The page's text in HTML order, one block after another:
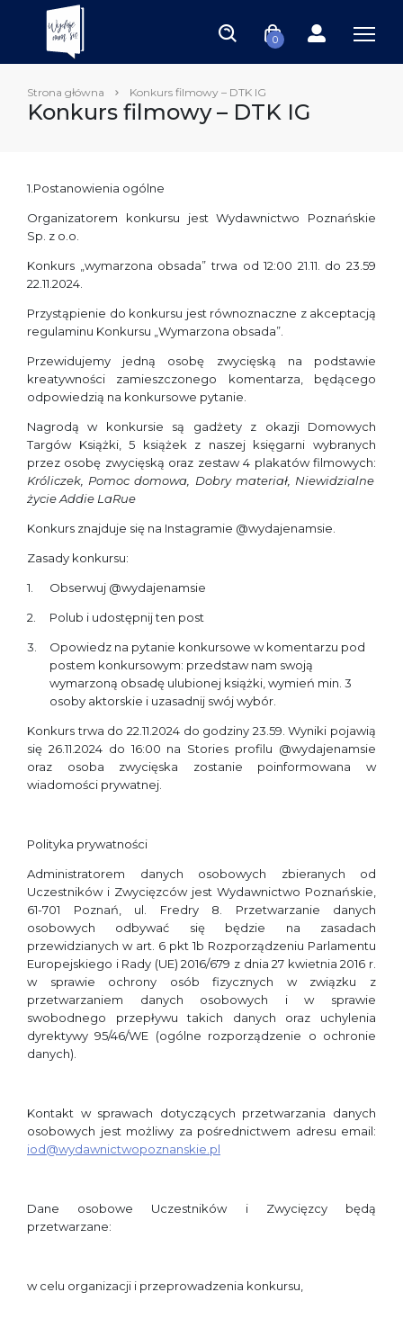
0
Strona główna Konkurs filmowy – DTK IG
Konkurs filmowy – DTK IG
1.Postanowienia ogólne
Organizatorem konkursu jest Wydawnictwo Poznańskie
Sp. z o.o.
Konkurs „wymarzona obsada” trwa od 12:00 21.11. do 23.59
22.11.2024.
Przystąpienie do konkursu jest równoznaczne z akceptacją
regulaminu Konkursu „Wymarzona obsada”.
Przewidujemy jedną osobę zwycięską na podstawie
kreatywności zamieszczonego komentarza, będącego
odpowiedzią na konkursowe pytanie.
Nagrodą w konkursie są gadżety z okazji Domowych
Targów Książki, 5 książek z naszej księgarni wybranych
przez osobę zwycięską oraz zestaw 4 plakatów filmowych:
Króliczek, Pomoc domowa, Dobry materiał, Niewidzialne
życie Addie LaRue
Konkurs znajduje się na Instagramie @wydajenamsie.
Zasady konkursu:
Obserwuj @wydajenamsie
Polub i udostępnij ten post
Opowiedz na pytanie konkursowe w komentarzu pod
postem konkursowym: przedstaw nam swoją
wymarzoną obsadę ulubionej książki, wymień min. 3
osoby aktorskie i uzasadnij swój wybór.
Konkurs trwa do 22.11.2024 do godziny 23.59. Wyniki pojawią
się 26.11.2024 do 16:00 na Stories profilu @wydajenamsie
oraz osoba zwycięska zostanie poinformowana w
wiadomości prywatnej.
Polityka prywatności
Administratorem danych osobowych zbieranych od
Uczestników i Zwycięzców jest Wydawnictwo Poznańskie,
61-701 Poznań, ul. Fredry 8. Przetwarzanie danych
osobowych odbywać się będzie na zasadach
przewidzianych w art. 6 pkt 1b Rozporządzeniu Parlamentu
Europejskiego i Rady (UE) 2016/679 z dnia 27 kwietnia 2016 r.
w sprawie ochrony osób fizycznych w związku z
przetwarzaniem danych osobowych i w sprawie
swobodnego przepływu takich danych oraz uchylenia
dyrektywy 95/46/WE (ogólne rozporządzenie o ochronie
danych).
Kontakt w sprawach dotyczących przetwarzania danych
osobowych jest możliwy za pośrednictwem adresu email:
iod@wydawnictwopoznanskie.pl
Dane osobowe Uczestników i Zwycięzcy będą
przetwarzane:
w celu organizacji i przeprowadzenia konkursu,